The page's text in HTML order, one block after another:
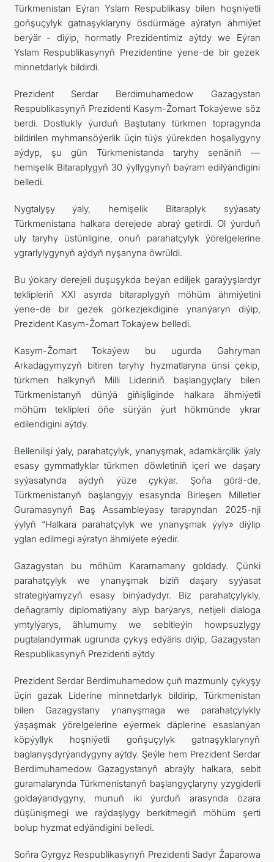
Türkmenistan Eýran Yslam Respublikasy bilen hoşniýetli
goňşuçylyk gatnaşyklaryny ösdürmäge aýratyn ähmiýet
berýär - diýip, hormatly Prezidentimiz aýtdy we Eýran
Yslam Respublikasynyň Prezidentine ýene-de bir gezek
minnetdarlyk bildirdi.
Prezident Serdar Berdimuhamedow Gazagystan
Respublikasynyň Prezidenti Kasym-Žomart Tokaýewe söz
berdi. Dostlukly ýurduň Baştutany türkmen topragynda
bildirilen myhmansöýerlik üçin tüýs ýürekden hoşallygyny
aýdyp, şu gün Türkmenistanda taryhy senäniň —
hemişelik Bitaraplygyň 30 ýyllygynyň baýram edilýändigini
belledi.
Nygtalyşy ýaly, hemişelik Bitaraplyk syýasaty
Türkmenistana halkara derejede abraý getirdi. Ol ýurduň
uly taryhy üstünligine, onuň parahatçylyk ýörelgelerine
ygrarlylygynyň aýdyň nyşanyna öwrüldi.
Bu ýokary derejeli duşuşykda beýan ediljek garaýyşlardyr
teklipleriň XXI asyrda bitaraplygyň möhüm ähmiýetini
ýene-de bir gezek görkezjekdigine ynanýaryn diýip,
Prezident Kasym-Žomart Tokaýew belledi.
Kasym-Žomart Tokaýew bu ugurda Gahryman
Arkadagymyzyň bitiren taryhy hyzmatlaryna ünsi çekip,
türkmen halkynyň Milli Lideriniň başlangyçlary bilen
Türkmenistanyň dünýä giňişliginde halkara ähmiýetli
möhüm teklipleri öňe sürýän ýurt hökmünde ykrar
edilendigini aýtdy.
Bellenilişi ýaly, parahatçylyk, ynanyşmak, adamkärçilik ýaly
esasy gymmatlyklar türkmen döwletiniň içeri we daşary
syýasatynda aýdyň ýüze çykýar. Şoňa görä-de,
Türkmenistanyň başlangyjy esasynda Birleşen Milletler
Guramasynyň Baş Assambleýasy tarapyndan 2025-nji
ýylyň “Halkara parahatçylyk we ynanyşmak ýyly» diýlip
yglan edilmegi aýratyn ähmiýete eýedir.
Gazagystan bu möhüm Kararnamany goldady. Çünki
parahatçylyk we ynanyşmak biziň daşary syýasat
strategiýamyzyň esasy binýadydyr. Biz parahatçylykly,
deňagramly diplomatiýany alyp barýarys, netijeli dialoga
ymtylýarys, ählumumy we sebitleýin howpsuzlygy
pugtalandyrmak ugrunda çykyş edýäris diýip, Gazagystan
Respublikasynyň Prezidenti aýtdy
Prezident Serdar Berdimuhamedow çuň mazmunly çykyşy
üçin gazak Liderine minnetdarlyk bildirip, Türkmenistan
bilen Gazagystany ynanyşmaga we parahatçylykly
ýaşaşmak ýörelgelerine eýermek däplerine esaslanýan
köpýyllyk hoşniýetli goňşuçylyk gatnaşyklarynyň
baglanyşdyrýandygyny aýtdy. Şeýle hem Prezident Serdar
Berdimuhamedow Gazagystanyň abraýly halkara, sebit
guramalarynda Türkmenistanyň başlangyçlaryny yzygiderli
goldaýandygyny, munuň iki ýurduň arasynda özara
düşünişmegi we raýdaşlygy berkitmegiň möhüm şerti
bolup hyzmat edýändigini belledi.
Soňra Gyrgyz Respublikasynyň Prezidenti Sadyr Žaparowa